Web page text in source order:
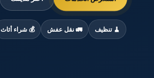
🧹 تنظيف 🚛 نقل عفش 💰 شراء أثاث